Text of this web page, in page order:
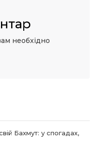
необхідно
Бахмут: у спогадах,